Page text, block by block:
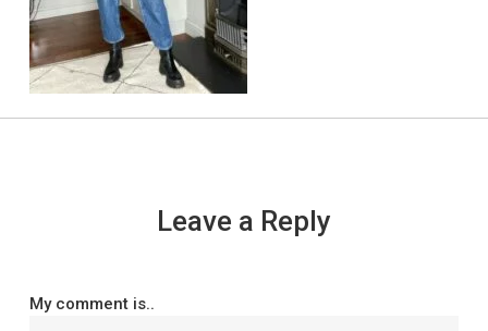
Leave a Reply
My comment is..